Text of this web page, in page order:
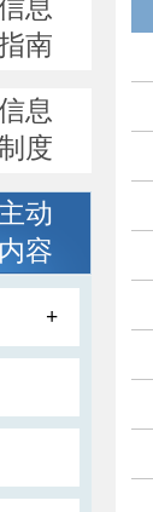
息
南
息
度
动
容
+